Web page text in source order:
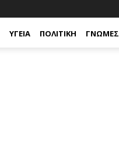
ΥΓΕΊΑ ΠΟΛΙΤΙΚΉ ΓΝΏΜΕΣ